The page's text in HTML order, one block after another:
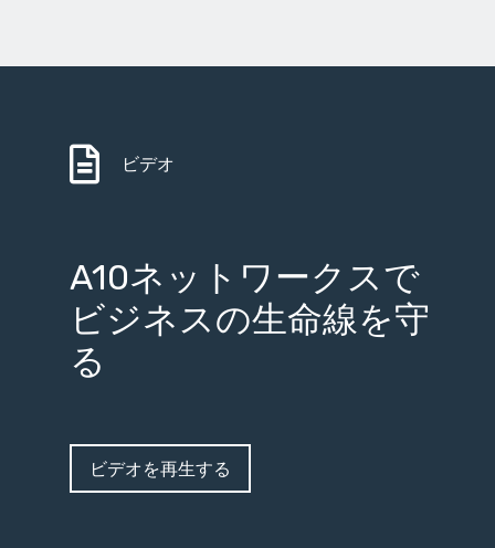
ビデオ
A10ネットワークスで
ビジネスの生命線を守
る
ビデオを再生する